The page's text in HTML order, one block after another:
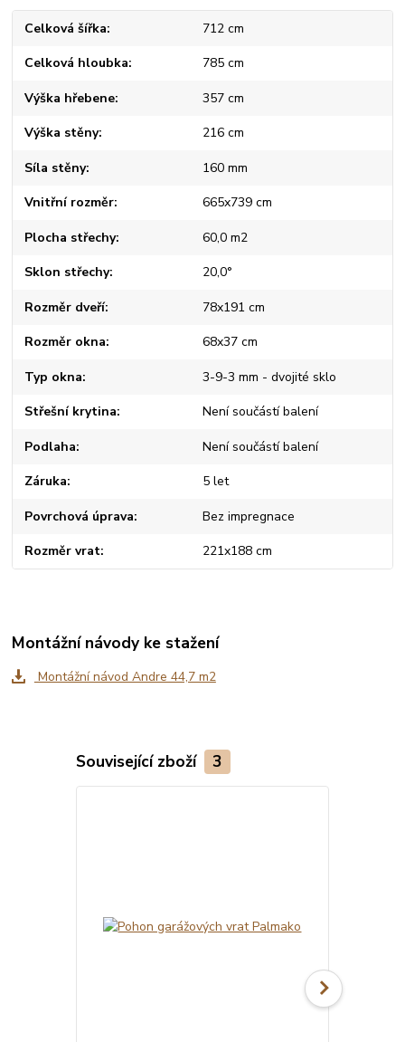
Celková šířka 712 cm
Celková hloubka 785 cm
Výška hřebene 357 cm
Výška stěny 216 cm
Síla stěny 160 mm
Vnitřní rozměr 665x739 cm
Plocha střechy 60,0 m2
Sklon střechy 20,0°
Rozměr dveří 78x191 cm
Rozměr okna 68x37 cm
Typ okna 3-9-3 mm - dvojité sklo
Střešní krytina Není součástí balení
Podlaha Není součástí balení
Záruka 5 let
Povrchová úprava Bez impregnace
Rozměr vrat 221x188 cm
Montážní návody ke stažení
Montážní návod Andre 44,7 m2
Související zboží 3